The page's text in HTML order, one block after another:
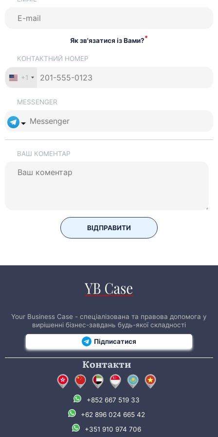
Як зв'язатися із Вами?*
КОНТАКТНИЙ НОМЕР
+1
MESSENGER
ВАШ КОМЕНТАР
ВІДПРАВИТИ
Your Business Case - спеціалізована та правова допомога у
вирішенні бізнес-завдань будь-якої складності
Підписатися
Контакти
+852 667 519 33
+62 896 024 665 42
+351 910 974 706